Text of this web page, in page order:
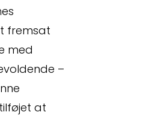
fremsat
med
–
at